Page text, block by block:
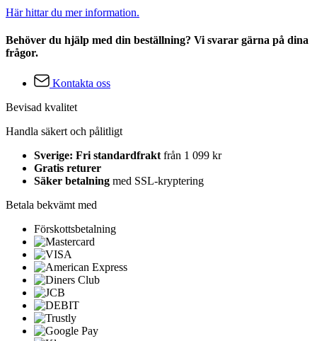
Här hittar du mer information.
Behöver du hjälp med din beställning? Vi svarar gärna på dina
frågor.
Kontakta oss
Bevisad kvalitet
Handla säkert och pålitligt
Sverige: Fri standardfrakt från 1 099 kr
Gratis returer
Säker betalning med SSL-kryptering
Betala bekvämt med
Förskottsbetalning